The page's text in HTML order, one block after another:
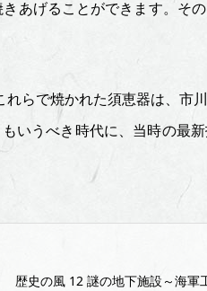
あげることができます。そ
らで焼かれた須恵器は、市
いうべき時代に、当時の最
歴史の風 12 謎の地下施設～海軍